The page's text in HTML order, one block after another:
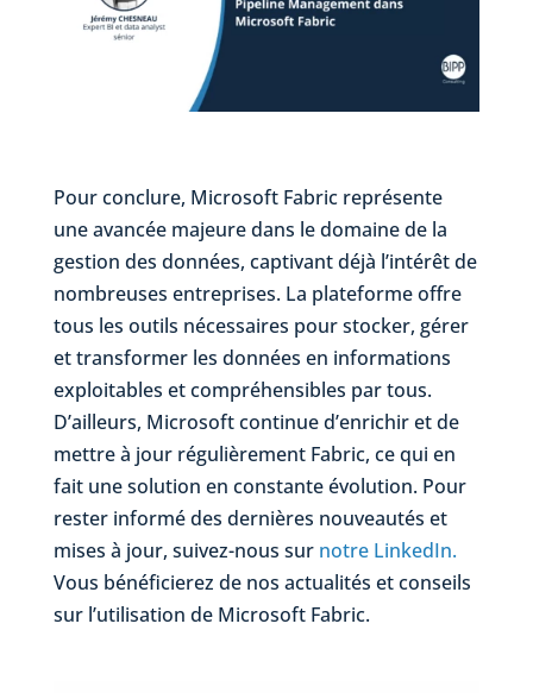
Pour conclure, Microsoft Fabricreprésente
une avancée majeure dans le domaine de la
gestion des données, captivant déjà l’intérêt de
nombreuses entreprises. La plateforme offre
tous les outils nécessaires pour stocker, gérer
et transformer les données en informations
exploitables et compréhensibles par tous.
D’ailleurs, Microsoft continue d’enrichir et de
mettre à jour régulièrement Fabric, ce qui en
fait une solution en constante évolution. Pour
rester informé des dernières nouveautés et
mises à jour, suivez-nous sur notre LinkedIn.
Vous bénéficierez de nos actualités et conseils
sur l’utilisation de Microsoft Fabric.